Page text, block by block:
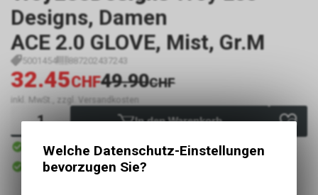
Designs, Damen
ACE 2.0 GLOVE, Mist, Gr.M
5001454 887202437243
32.45CHF49.90CHF
inkl. MwSt., zzgl. Versandkosten
In den Warenkorb
Versand
Sofort abholbar
Abholung Zweiradliebe GmbH
Welche Datenschutz-Einstellungen
bevorzugen Sie?